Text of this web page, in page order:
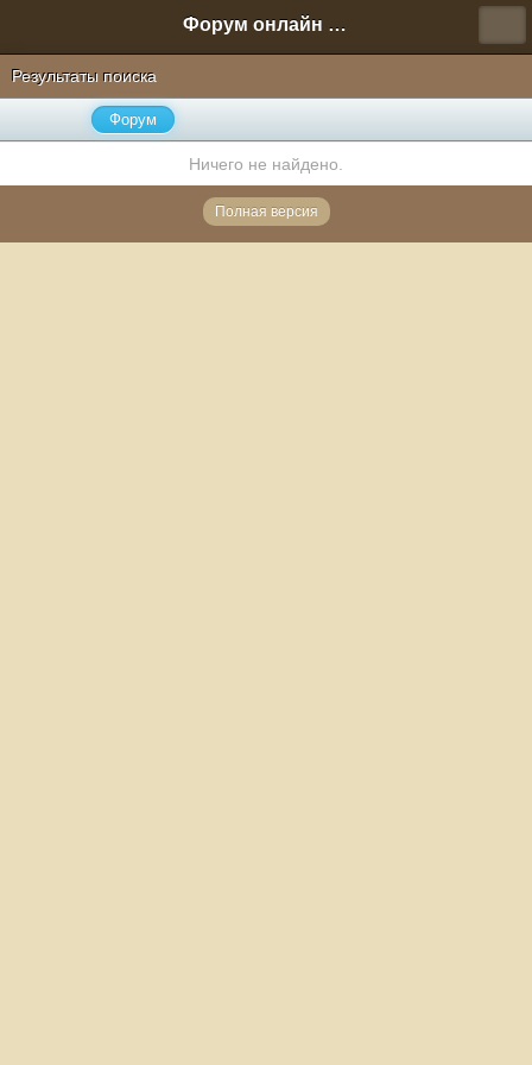
Форум онлайн игры "Новая Эра" (Нюра Биз)
Результаты поиска
Форум
Ничего не найдено.
Полная версия